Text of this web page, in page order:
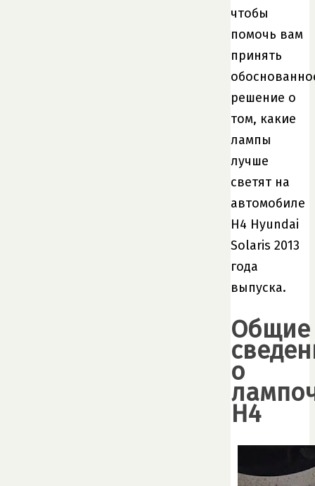
чтобы
помочь вам
принять
решение о
том, какие
лампы
лучше
светят на
автомобиле
H4 Hyundai
Solaris 2013
года
выпуска.
Общие
о
H4